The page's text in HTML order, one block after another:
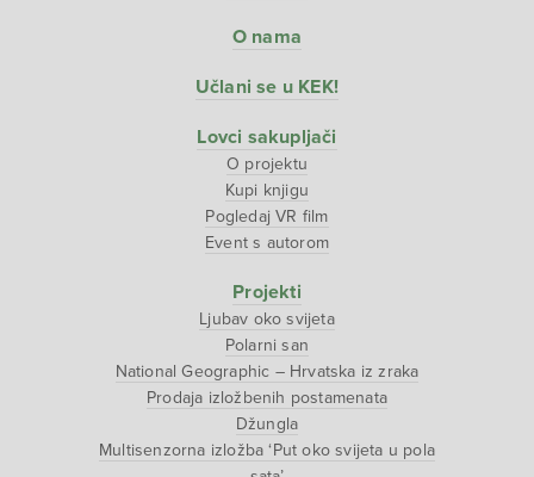
O nama
Učlani se u KEK!
Lovci sakupljači
O projektu
Kupi knjigu
Pogledaj VR film
Event s autorom
Projekti
Ljubav oko svijeta
Polarni san
National Geographic – Hrvatska iz zraka
Prodaja izložbenih postamenata
Džungla
Multisenzorna izložba ‘Put oko svijeta u pola